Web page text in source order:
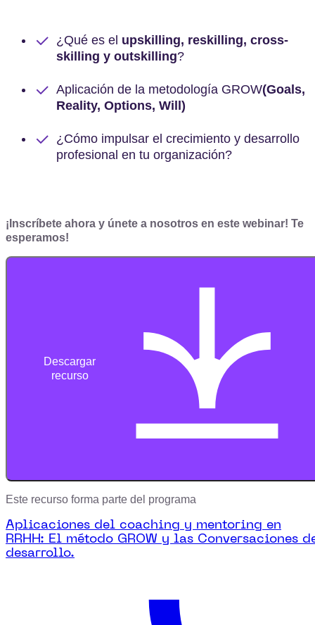
¿Qué es el upskilling, reskilling, cross-
skilling y outskilling?
Aplicación de la metodología GROW(Goals,
Reality, Options, Will)
¿Cómo impulsar el crecimiento y desarrollo
profesional en tu organización?
¡Inscríbete ahora y únete a nosotros en este webinar! Te
esperamos!
Descargar
recurso
Este recurso forma parte del programa
Aplicaciones del coaching y mentoring en
RRHH: El método GROW y las Conversaciones
desarrollo.